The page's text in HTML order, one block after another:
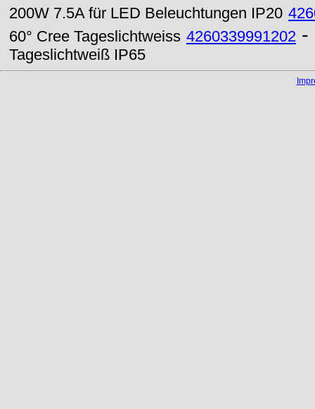
200W 7.5A für LED Beleuchtungen IP20
60° Cree Tageslichtweiss 4260339991202 -
Tageslichtweiß IP65